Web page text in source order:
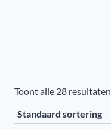
Toont alle 28 resultaten